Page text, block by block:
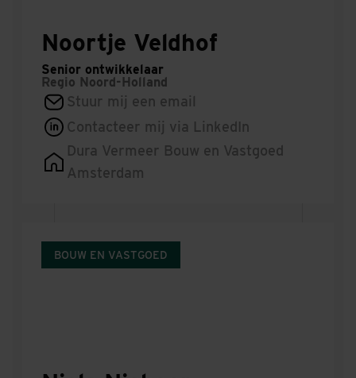
Noortje Veldhof
Senior ontwikkelaar
Regio Noord-Holland
Stuur mij een email
Contacteer mij via LinkedIn
Dura Vermeer Bouw en Vastgoed
Amsterdam
BOUW EN VASTGOED